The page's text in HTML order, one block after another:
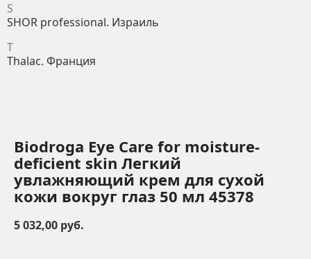
S
SHOR professional. Израиль
T
Thalac. Франция
Biodroga Eye Care for moisture-
deficient skin Легкий
увлажняющий крем для сухой
кожи вокруг глаз 50 мл 45378
5 032,00 руб.